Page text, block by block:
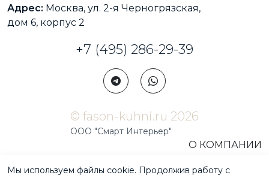
Мы используем файлы cookie. Продолжив работу с
Адрес: Москва, ул. 2-я Черногрязская,
дом 6, корпус 2
+7 (495) 286-29-39
© fason-kuhni.ru 2026
ООО "Смарт Интерьер"
О КОМПАНИИ